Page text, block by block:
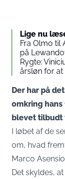
Lige nu
Fra Olmo til
på
Rygte:
årsløn for at
Der har på
omkring hans
blevet tilbudt
I løbet af de
om, hvad
Marco
Det skyldes,